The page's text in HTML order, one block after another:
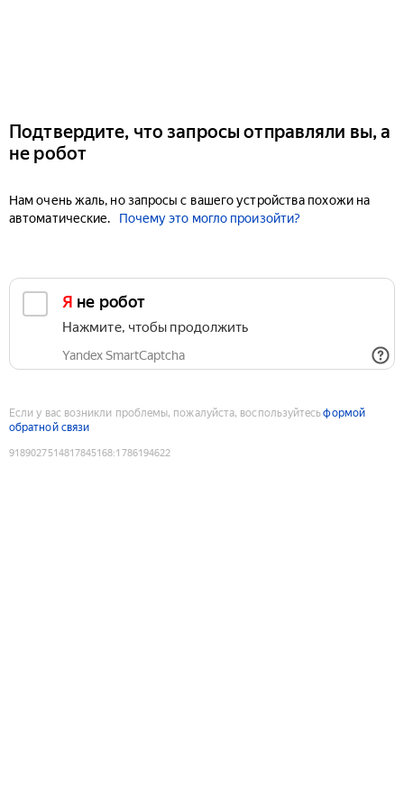
Подтвердите, что запросы отправляли вы, а
не робот
Нам очень жаль, но запросы с вашего устройства похожи на
автоматические.
Почему это могло произойти?
Я не робот
Нажмите, чтобы продолжить
Yandex SmartCaptcha
Если у вас возникли проблемы, пожалуйста, воспользуйтесьформой
обратной связи
9189027514817845168:1786194622